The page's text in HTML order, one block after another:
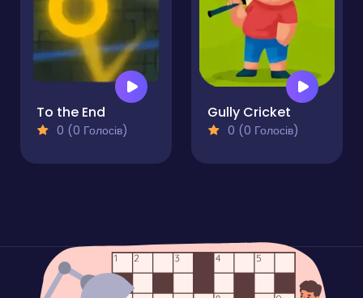
To the End
0 (0 Голосів)
Gully Cricket
0 (0 Голосів)